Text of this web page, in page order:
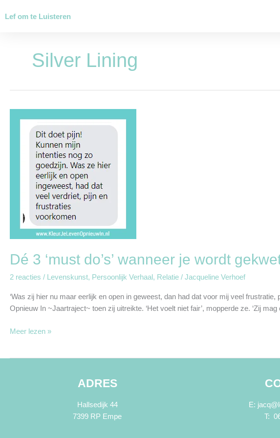
naar
Lef om te Luisteren
Silver Lining
Dé 3 ‘must do’s’ wanneer je wordt
2 reacties / Levenskunst, Persoonlijk Verhaal, Relatie / Jacqueline Verhoef
‘Was zij hier nu maar eerlijk en open in geweest, dan had dat voor mij veel
Opnieuw In ~Jaartraject~ toen zij uitreikte. ‘Het voelt niet fair’, mopperde ze. ‘Zij
gekwetst
Meer lezen »
ADRES
Hallsedijk 44
7399 RP Empe
E:
T: